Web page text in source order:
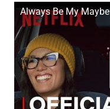
Always Be My